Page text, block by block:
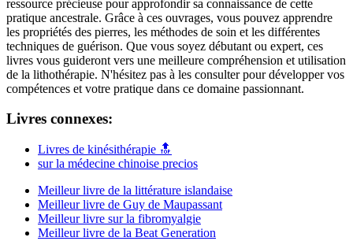
ressource précieuse pour approfondir sa connaissance de cette
pratique ancestrale. Grâce à ces ouvrages, vous pouvez apprendre
les propriétés des pierres, les méthodes de soin et les différentes
techniques de guérison. Que vous soyez débutant ou expert, ces
livres vous guideront vers une meilleure compréhension et utilisation
de la lithothérapie. N'hésitez pas à les consulter pour développer vos
compétences et votre pratique dans ce domaine passionnant.
Livres connexes:
Livres de kinésithérapie 🔝
sur la médecine chinoise precios
Meilleur livre de la littérature islandaise
Meilleur livre de Guy de Maupassant
Meilleur livre sur la fibromyalgie
Meilleur livre de la Beat Generation